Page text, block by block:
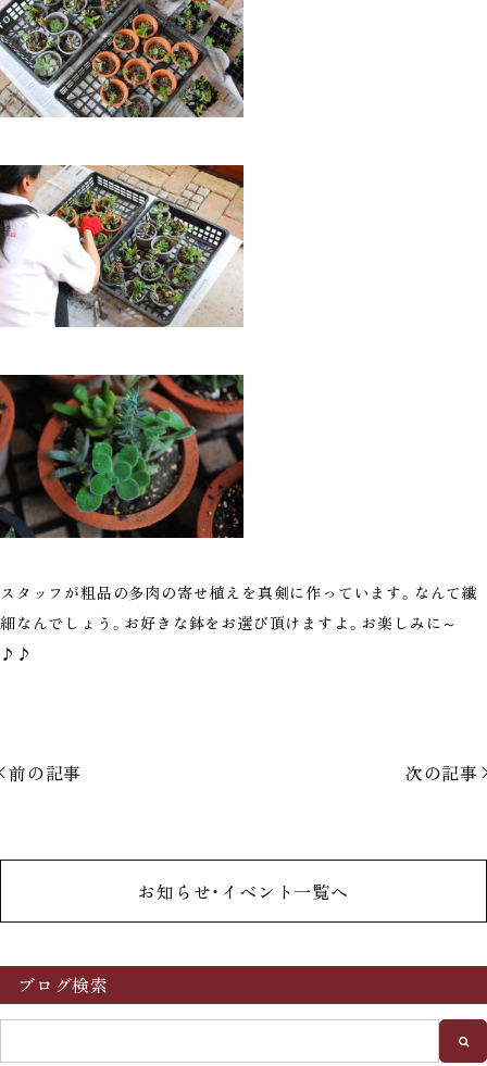
スタッフが粗品の多肉の寄せ植えを真剣に作っています。なんて繊
細なんでしょう。お好きな鉢をお選び頂けますよ。お楽しみに～
♪♪
前の記事 次の記事
お知らせ・イベント一覧へ
ブログ検索